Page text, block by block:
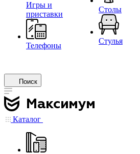
Игры и
приставки
Телефоны
Столы
Стулья
Поиск
Каталог